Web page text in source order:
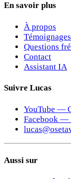
En savoir plus
À propos
Témoignages
Questions
Contact
Assistant IA
Suivre Lucas
YouTube —
Facebook —
Aussi sur